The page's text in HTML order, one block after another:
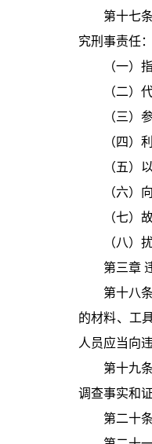
第十七
究刑事责任：
（一
（二
（三）
（四
（五
（六）
（七）
（八
第三章
第十八
的材料、工
人员应当向
第十九
调查事实和
第二十